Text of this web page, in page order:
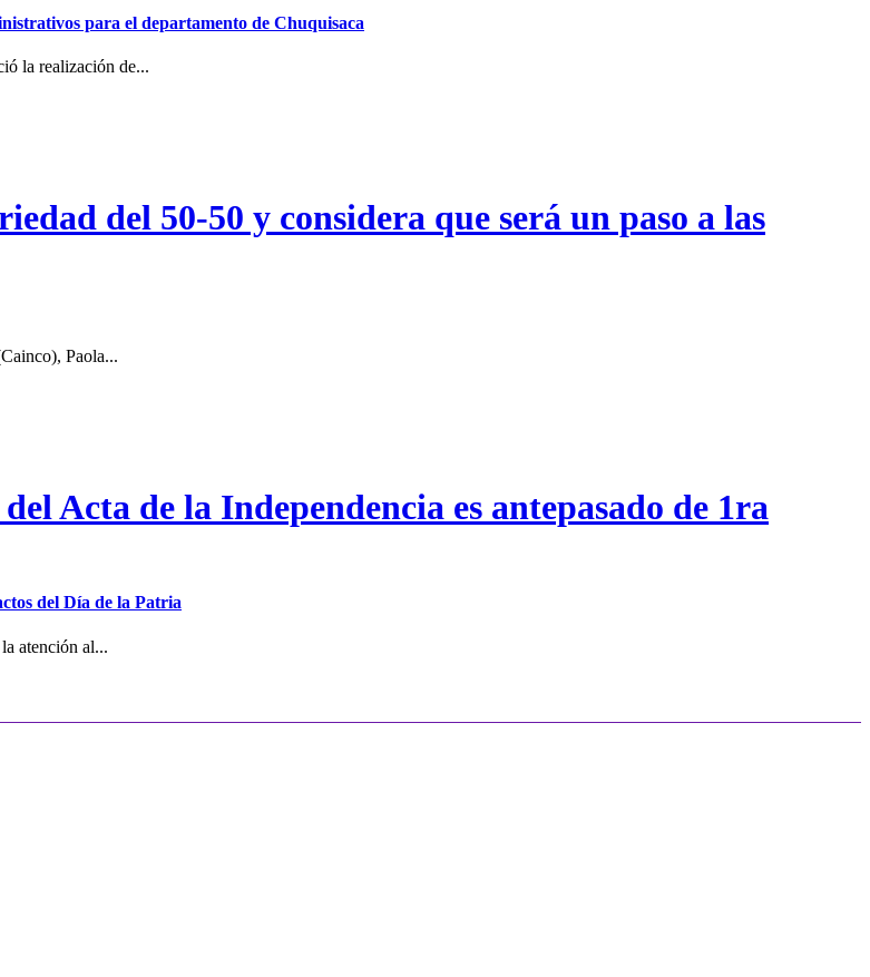
para el departamento de Chuquisaca
la realización de...
del 50-50 y considera que será un paso a las
Paola...
Acta de la Independencia es antepasado de 1ra
del Día de la Patria
atención al...